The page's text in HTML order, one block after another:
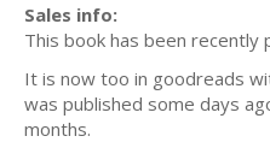
Sales info:
This book has been recently
It is now too in goodreads
was published some days
months.